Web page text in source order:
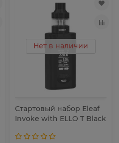
Нет в наличии
Стартовый набор Eleaf
Invoke with ELLO T Black